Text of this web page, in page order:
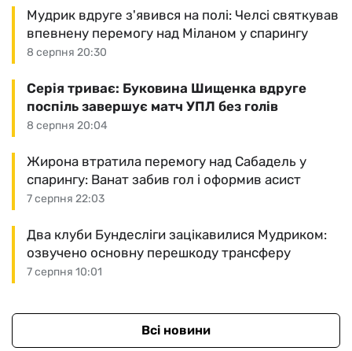
8 серпня 20:30
Мудрик вдруге з'явився на полі: Челсі святкував
впевнену перемогу над Міланом у спарингу
8 серпня 20:04
Серія триває: Буковина Шищенка вдруге
поспіль завершує матч УПЛ без голів
7 серпня 22:03
Жирона втратила перемогу над Сабадель у
спарингу: Ванат забив гол і оформив асист
7 серпня 10:01
Два клуби Бундесліги зацікавилися Мудриком:
озвучено основну перешкоду трансферу
Всі новини